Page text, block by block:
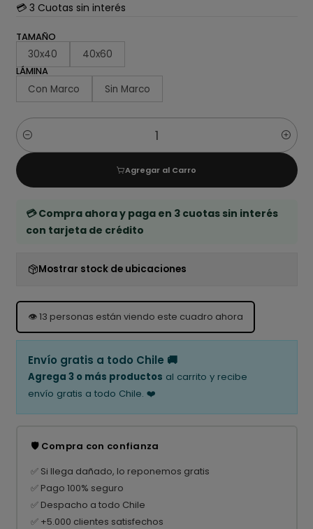
💳 3 Cuotas sin interés
TAMAÑO
30x40 40x60
LÁMINA
Con Marco Sin Marco
Cantidad
Agregar al Carro
💳 Compra ahora y paga en 3 cuotas sin interés
con tarjeta de crédito
Mostrar stock de ubicaciones
👁️13 personas están viendo este cuadro ahora
Envío gratis a todo Chile 🚚
Agrega 3 o más productos al carrito y recibe
envío gratis a todo Chile. ❤️
🛡️ Compra con confianza
✅ Si llega dañado, lo reponemos gratis
✅ Pago 100% seguro
✅ Despacho a todo Chile
✅ +5.000 clientes satisfechos